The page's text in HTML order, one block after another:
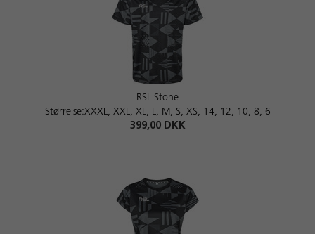
RSL Stone
Størrelse:XXXL, XXL, XL, L, M, S, XS, 14, 12, 10, 8, 6
399,00 DKK